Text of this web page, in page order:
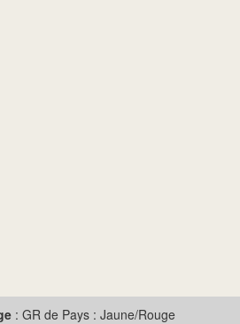
: GR de Pays : Jaune/Rouge